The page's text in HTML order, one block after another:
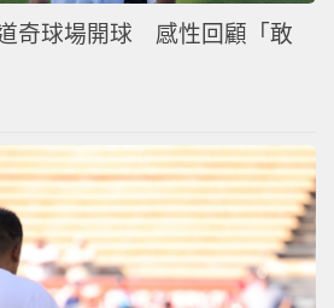
奇球場開球 感性回顧「敢